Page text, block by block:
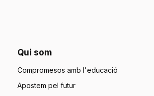
Qui som
Compromesos amb l'educació
Apostem pel futur